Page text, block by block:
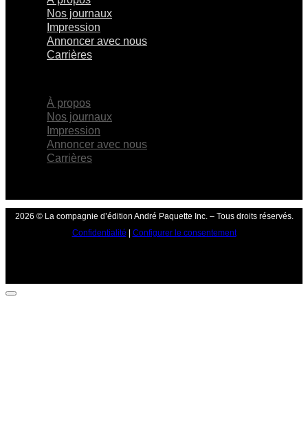
Nos journaux
Impression
Annoncer avec nous
Carrières
À propos
Nos journaux
Impression
Annoncer avec nous
Carrières
2026 © La compagnie d’édition André Paquette Inc. – Tous droits réservés.
Confidentialité
Configurer le consentement